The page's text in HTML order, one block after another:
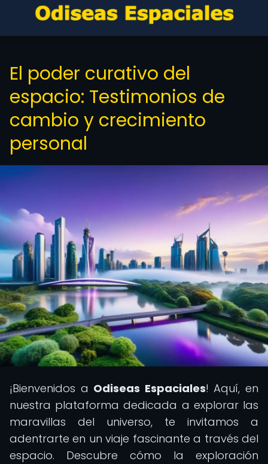
El poder curativo del
espacio: Testimonios de
cambio y crecimiento
personal
¡Bienvenidos a Odiseas Espaciales! Aquí, en
nuestra plataforma dedicada a explorar las
maravillas del universo, te invitamos a
adentrarte en un viaje fascinante a través del
espacio. Descubre cómo la exploración